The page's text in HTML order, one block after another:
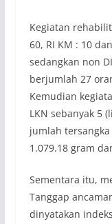
Kegiatan
60, RI KM : 10
sedangkan non
berjumlah 27
Kemudian
LKN sebanyak 5
jumlah
1.079.18 gram
Sementara itu,
Tanggap
dinyatakan